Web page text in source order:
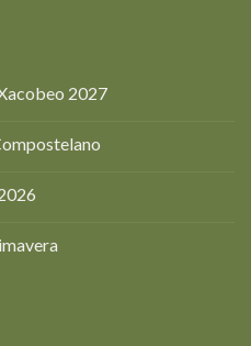
2027